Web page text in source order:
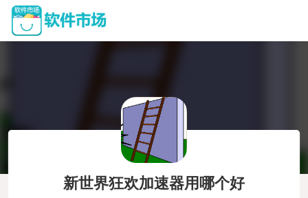
新世界狂欢加速器用哪个好